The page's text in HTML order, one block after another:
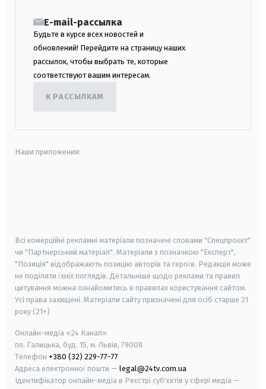
E-mail-рассылка
Будьте в курсе всех новостей и
обновлений! Перейдите на страницу наших
рассылок, чтобы выбрать те, которые
соответствуют вашим интересам.
К РАССЫЛКАМ
Наши приложения:
Всі комерційні рекламні матеріали позначені словами "Спецпроєкт"
чи "Партнерський матеріал". Матеріали з позначкою "Експерт",
"Позиція" відображають позицію авторів та героїв. Редакція може
не поділяти їхніх поглядів. Детальніше щодо реклами та правил
цитування можна ознайомитись в правилах користування сайтом.
Усі права захищені. Матеріали сайту призначені для осіб старше 21
року (21+)
Онлайн-медіа «24 Канал»
пл. Галицька, буд. 15, м. Львів, 79008
Телефон +380 (32) 229-77-77
Адреса електронної пошти — legal@24tv.com.ua
Ідентифікатор онлайн-медіа в Реєстрі суб'єктів у сфері медіа —